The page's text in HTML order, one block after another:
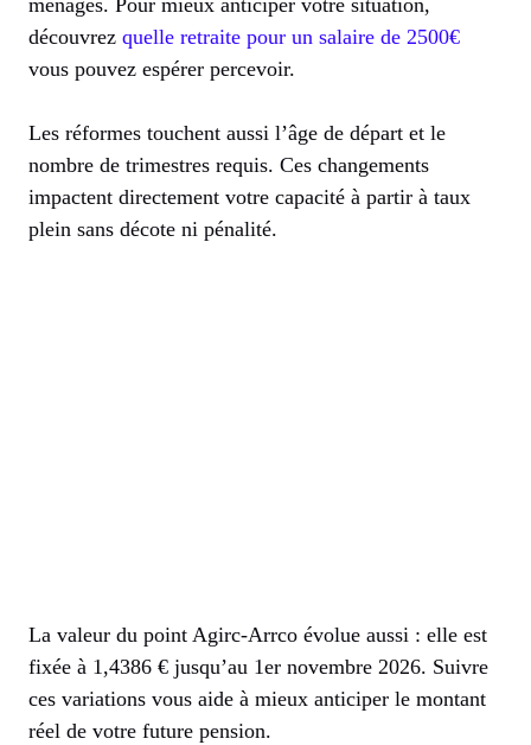
ménages. Pour mieux anticiper votre situation,
découvrez quelle retraite pour un salaire de 2500€
vous pouvez espérer percevoir.
Les réformes touchent aussi l’âge de départ et le
nombre de trimestres requis. Ces changements
impactent directement votre capacité à partir à taux
plein sans décote ni pénalité.
La valeur du point Agirc-Arrco évolue aussi : elle est
fixée à 1,4386 € jusqu’au 1er novembre 2026. Suivre
ces variations vous aide à mieux anticiper le montant
réel de votre future pension.